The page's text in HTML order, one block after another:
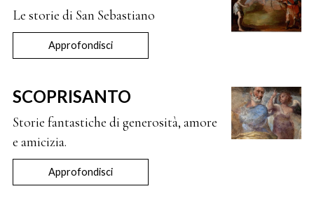
Le storie di San Sebastiano
Approfondisci
SCOPRISANTO
Storie fantastiche di generosità, amore
e amicizia.
Approfondisci